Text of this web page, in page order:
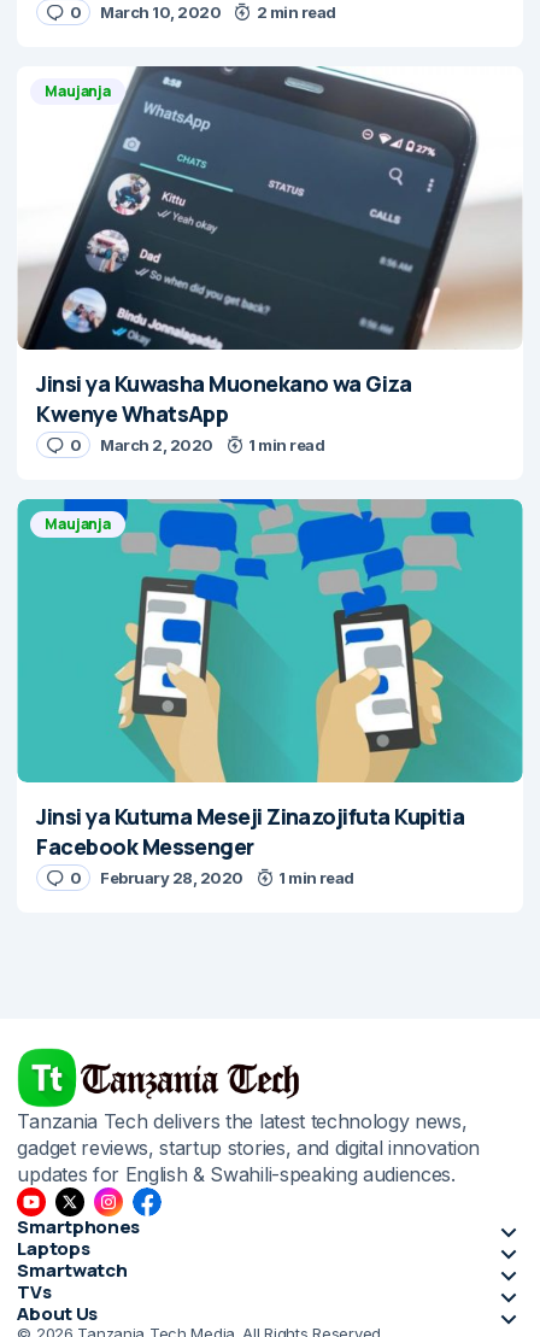
0 March 10, 2020 2 min read
Maujanja
Jinsi ya Kuwasha Muonekano wa Giza
Kwenye WhatsApp
0 March 2, 2020 1 min read
Maujanja
Jinsi ya Kutuma Meseji Zinazojifuta Kupitia
Facebook Messenger
0 February 28, 2020 1 min read
Tanzania Tech delivers the latest technology news,
gadget reviews, startup stories, and digital innovation
updates for English & Swahili-speaking audiences.
Smartphones
Laptops
Smartwatch
TVs
About Us